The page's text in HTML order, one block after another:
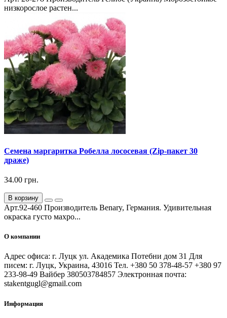
низкорослое растен...
Семена маргаритка Робелла лососевая (Zip-пакет 30
драже)
34.00 грн.
В корзину
Арт.92-460 Производитель Benary, Германия. Удивительная
окраска густо махро...
О компании
Адрес офиса: г. Луцк ул. Академика Потебни дом 31 Для
писем: г. Луцк, Украина, 43016 Тел. +380 50 378-48-57 +380 97
233-98-49 Вайбер 380503784857 Электронная почта:
stakentgugl@gmail.com
Информация